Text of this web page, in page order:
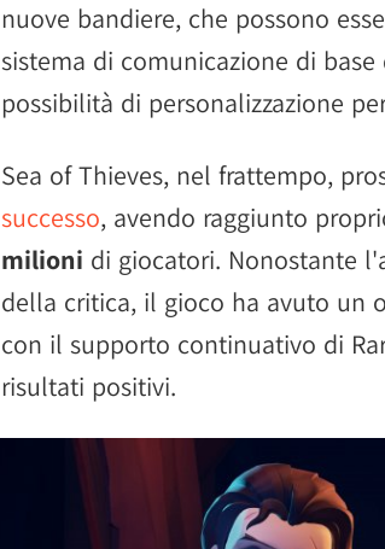
nuove bandiere, che possono
sistema di comunicazione di
possibilità di personalizzazione
Sea of Thieves, nel frattempo,
successo, avendo raggiunto
milioni di giocatori. Nonostante
della critica, il gioco ha avuto un
con il supporto continuativo di
risultati positivi.